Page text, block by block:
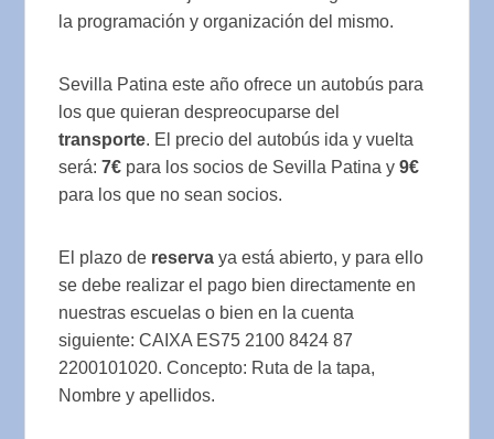
la programación y organización del mismo.
Sevilla Patina este año ofrece un autobús para
los que quieran despreocuparse del
transporte. El precio del autobús ida y vuelta
será:7€ para los socios de Sevilla Patina y9€
para los que no sean socios.
El plazo de reserva ya está abierto, y para ello
se debe realizar el pago bien directamente en
nuestras escuelas o bien en la cuenta
siguiente: CAIXA ES75 2100 8424 87
2200101020. Concepto: Ruta de la tapa,
Nombre y apellidos.